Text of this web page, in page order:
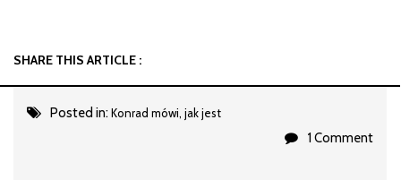
SHARE THIS ARTICLE :
Posted in: Konrad mówi, jak jest
1 Comment